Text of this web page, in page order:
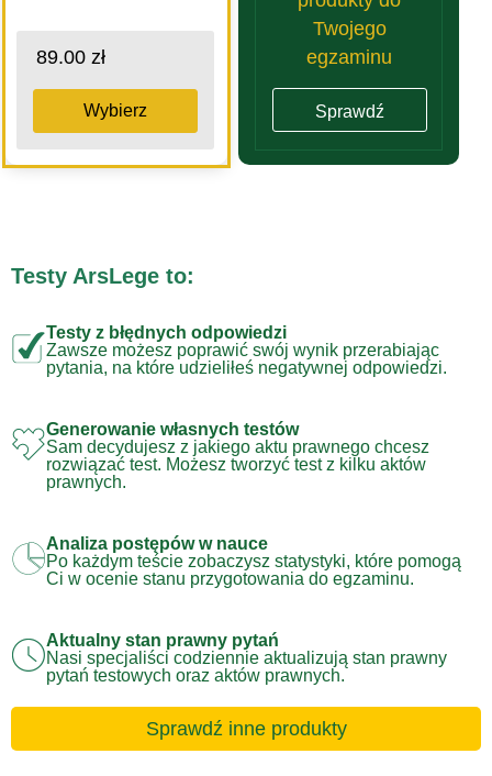
89.00 zł
Wybierz
Twojego
egzaminu
Sprawdź
Testy ArsLege to:
Testy z błędnych odpowiedzi
Zawsze możesz poprawić swój wynik przerabiając
pytania, na które udzieliłeś negatywnej odpowiedzi.
Generowanie własnych testów
Sam decydujesz z jakiego aktu prawnego chcesz
rozwiązać test. Możesz tworzyć test z kilku aktów
prawnych.
Analiza postępów w nauce
Po każdym teście zobaczysz statystyki, które pomogą
Ci w ocenie stanu przygotowania do egzaminu.
Aktualny stan prawny pytań
Nasi specjaliści codziennie aktualizują stan prawny
pytań testowych oraz aktów prawnych.
Sprawdź inne produkty